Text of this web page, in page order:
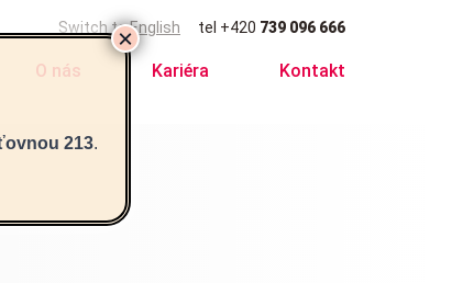
Switch to English tel +420 739 096 666
O nás Kariéra Kontakt
213.